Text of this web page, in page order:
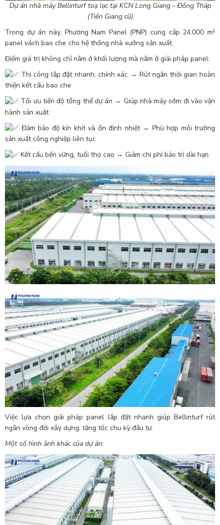
Dự án nhà máy Bellinturf toạ lạc tại KCN Long Giang - Đồng Tháp
(Tiền Giang cũ)
Trong dự án này, Phương Nam Panel (PNP) cung cấp 24.000 m²
panel vách bao che cho hệ thống nhà xưởng sản xuất.
Điểm giá trị không chỉ nằm ở khối lượng mà nằm ở giải pháp panel:
Thi công lắp đặt nhanh, chính xác → Rút ngắn thời gian hoàn
thiện kết cấu bao che
Tối ưu tiến độ tổng thể dự án → Giúp nhà máy sớm đi vào vận
hành sản xuất
Đảm bảo độ kín khít và ổn định nhiệt → Phù hợp môi trường
sản xuất công nghiệp liên tục
Kết cấu bền vững, tuổi thọ cao → Giảm chi phí bảo trì dài hạn
Việc lựa chọn giải pháp panel lắp đặt nhanh giúp Bellinturf rút
ngắn vòng đời xây dựng, tăng tốc chu kỳ đầu tư.
Một số hình ảnh khác của dự án: